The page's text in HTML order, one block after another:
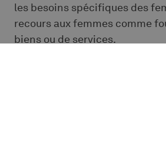
les besoins spécifiques des
recours aux femmes comme
biens ou de services.